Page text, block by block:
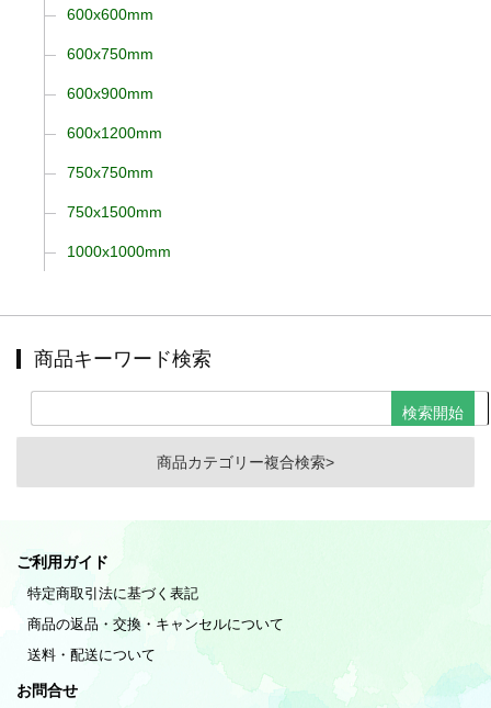
600x600mm
600x750mm
600x900mm
600x1200mm
750x750mm
750x1500mm
1000x1000mm
商品キーワード検索
商品カテゴリー複合検索>
ご利用ガイド
特定商取引法に基づく表記
商品の返品・交換・キャンセルについて
送料・配送について
お問合せ